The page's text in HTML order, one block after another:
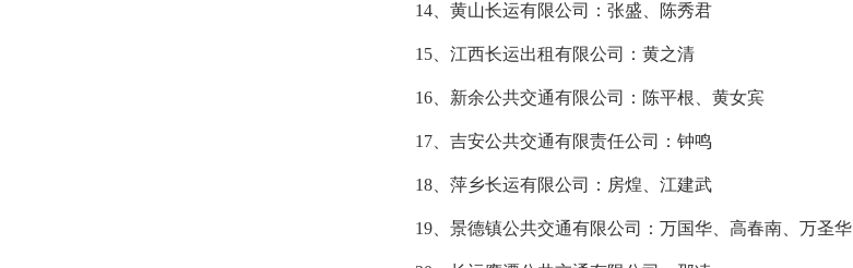
14、黄山长运有限公司：张盛、陈秀君
15、江西长运出租有限公司：黄之清
16、新余公共交通有限公司：陈平根、黄女宾
17、吉安公共交通有限责任公司：钟鸣
18、萍乡长运有限公司：房煌、江建武
19、景德镇公共交通有限公司：万国华、高春南、万圣华